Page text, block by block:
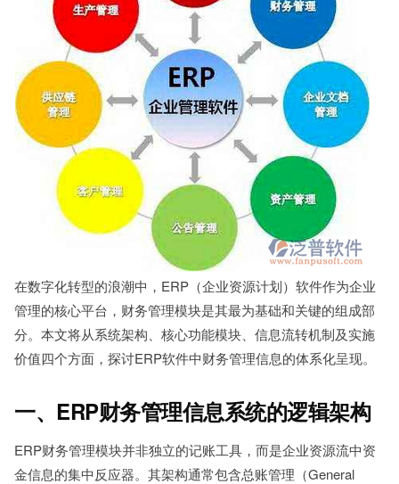
在数字化转型的浪潮中，ERP（企业资源计划）软件作为企业
管理的核心平台，财务管理模块是其最为基础和关键的组成部
分。本文将从系统架构、核心功能模块、信息流转机制及实施
价值四个方面，探讨ERP软件中财务管理信息的体系化呈现。
一、ERP财务管理信息系统的逻辑架构
ERP财务管理模块并非独立的记账工具，而是企业资源流中资
金信息的集中反应器。其架构通常包含总账管理（General